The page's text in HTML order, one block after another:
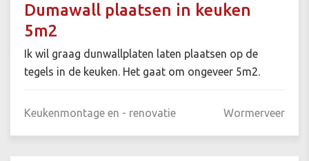
Dumawall plaatsen in keuken
5m2
Ik wil graag dunwallplaten laten plaatsen op de
tegels in de keuken. Het gaat om ongeveer 5m2.
Keukenmontage en - renovatie Wormerveer